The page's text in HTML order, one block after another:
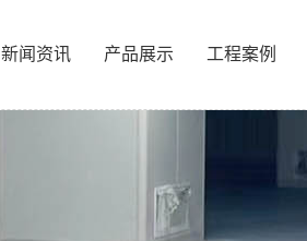
新闻资讯 产品展示 工程案例